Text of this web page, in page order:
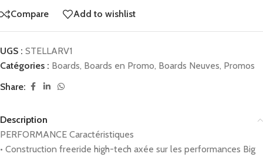
Compare Add to wishlist
UGS : STELLARV1
Catégories : Boards, Boards en Promo, Boards Neuves, Promos
Share:
Description
PERFORMANCE Caractéristiques
• Construction freeride high-tech axée sur les performances Big